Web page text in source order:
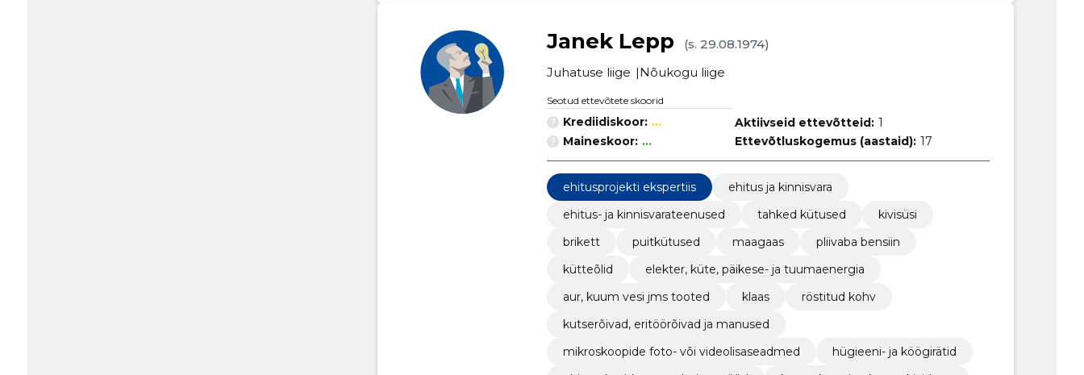
Janek Lepp
(s. 29.08.1974)
Juhatuse liige
Nõukogu liige
Seotud ettevõtete skoorid
Krediidiskoor: ...
Maineskoor: ...
Aktiivseid ettevõtteid: 1
Ettevõtluskogemus (aastaid): 17
ehitusprojekti ekspertiis
ehitus ja kinnisvara
ehitus- ja kinnisvarateenused
tahked kütused
kivisüsi
brikett
puitkütused maagaas
pliivaba bensiin
kütteõlid
elekter, küte, päikese- ja tuumaenergia
aur, kuum vesi jms tooted
klaas
röstitud kohv
kutserõivad, eritöörõivad ja manused
mikroskoopide foto- või videolisaseadmed
hügieeni- ja köögirätid